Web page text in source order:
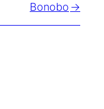
Bonobo